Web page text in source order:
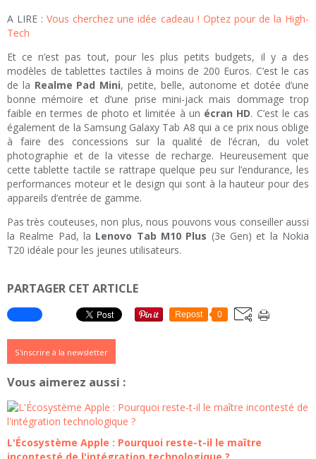
A LIRE :Vous cherchez une idée cadeau ! Optez pour de la High-
Tech
Et ce n’est pas tout, pour les plus petits budgets, il y a des
modèles de tablettes tactiles à moins de 200 Euros. C’est le cas
de la Realme Pad Mini, petite, belle, autonome et dotée d’une
bonne mémoire et d’une prise mini-jack mais dommage trop
faible en termes de photo et limitée à un écran HD. C’est le cas
également de la Samsung Galaxy Tab A8 qui a ce prix nous oblige
à faire des concessions sur la qualité de l’écran, du volet
photographie et de la vitesse de recharge. Heureusement que
cette tablette tactile se rattrape quelque peu sur l’endurance, les
performances moteur et le design qui sont à la hauteur pour des
appareils d’entrée de gamme.
Pas très couteuses, non plus, nous pouvons vous conseiller aussi
la Realme Pad, la Lenovo Tab M10 Plus (3e Gen) et la Nokia
T20 idéale pour les jeunes utilisateurs.
PARTAGER CET ARTICLE
Repost 0
S'inscrire à la newsletter
Vous aimerez aussi :
L'Écosystème Apple : Pourquoi reste-t-il le maître